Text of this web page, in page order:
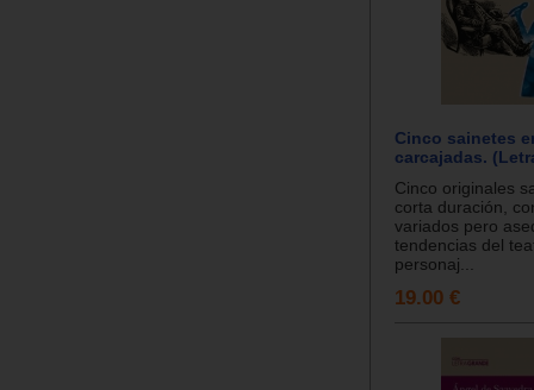
Cinco sainetes
carcajadas.
Cinco originales
corta duración,
variados pero
tendencias del
personaj...
19.00 €